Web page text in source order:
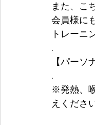
また、こ
会員様に
トレーニ
.
【パーソ
.
※発熱、
えくださ